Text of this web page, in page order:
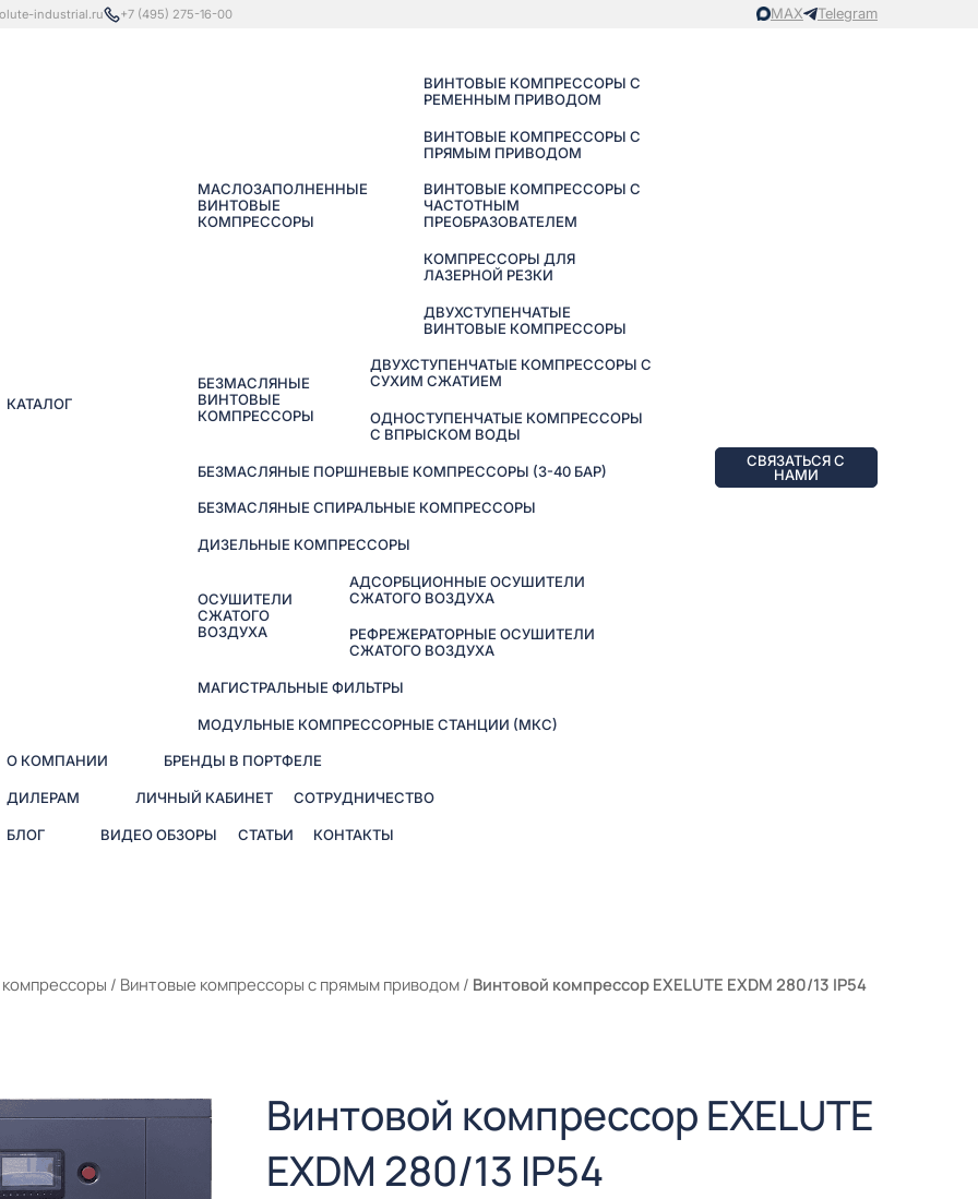
industrial.ru +7 (495) 275-16-00 MAX Telegram
КАТАЛОГ
МАСЛОЗАПОЛНЕННЫЕ
ВИНТОВЫЕ
КОМПРЕССОРЫ
ВИНТОВЫЕ КОМПРЕССОРЫ С
РЕМЕННЫМ ПРИВОДОМ
ВИНТОВЫЕ КОМПРЕССОРЫ С
ПРЯМЫМ ПРИВОДОМ
ВИНТОВЫЕ КОМПРЕССОРЫ С
ЧАСТОТНЫМ
ПРЕОБРАЗОВАТЕЛЕМ
КОМПРЕССОРЫ ДЛЯ
ЛАЗЕРНОЙ РЕЗКИ
ДВУХСТУПЕНЧАТЫЕ
ВИНТОВЫЕ КОМПРЕССОРЫ
БЕЗМАСЛЯНЫЕ
ВИНТОВЫЕ
КОМПРЕССОРЫ
ДВУХСТУПЕНЧАТЫЕ КОМПРЕССОРЫ С
СУХИМ СЖАТИЕМ
ОДНОСТУПЕНЧАТЫЕ КОМПРЕССОРЫ
С ВПРЫСКОМ ВОДЫ
БЕЗМАСЛЯНЫЕ ПОРШНЕВЫЕ КОМПРЕССОРЫ (3-40 БАР)
БЕЗМАСЛЯНЫЕ СПИРАЛЬНЫЕ КОМПРЕССОРЫ
ДИЗЕЛЬНЫЕ КОМПРЕССОРЫ
ОСУШИТЕЛИ
СЖАТОГО
ВОЗДУХА
АДСОРБЦИОННЫЕ ОСУШИТЕЛИ
СЖАТОГО ВОЗДУХА
РЕФРЕЖЕРАТОРНЫЕ ОСУШИТЕЛИ
СЖАТОГО ВОЗДУХА
МАГИСТРАЛЬНЫЕ ФИЛЬТРЫ
МОДУЛЬНЫЕ КОМПРЕССОРНЫЕ СТАНЦИИ (МКС)
О КОМПАНИИ БРЕНДЫ В ПОРТФЕЛЕ
ДИЛЕРАМ ЛИЧНЫЙ КАБИНЕТ СОТРУДНИЧЕСТВО
БЛОГ ВИДЕО ОБЗОРЫ СТАТЬИ КОНТАКТЫ
СВЯЗАТЬСЯ С
НАМИ
/ Винтовые компрессоры с прямым приводом / Винтовой компрессор EXELUTE EXDM 280/13 IP54
Винтовой компрессор EXELUTE
EXDM 280/13 IP54